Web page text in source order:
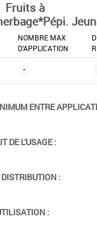
Fruits à
NOMBRE MAX
D'APPLICATION
-
ENTRE
DE L'USAGE :
:
: